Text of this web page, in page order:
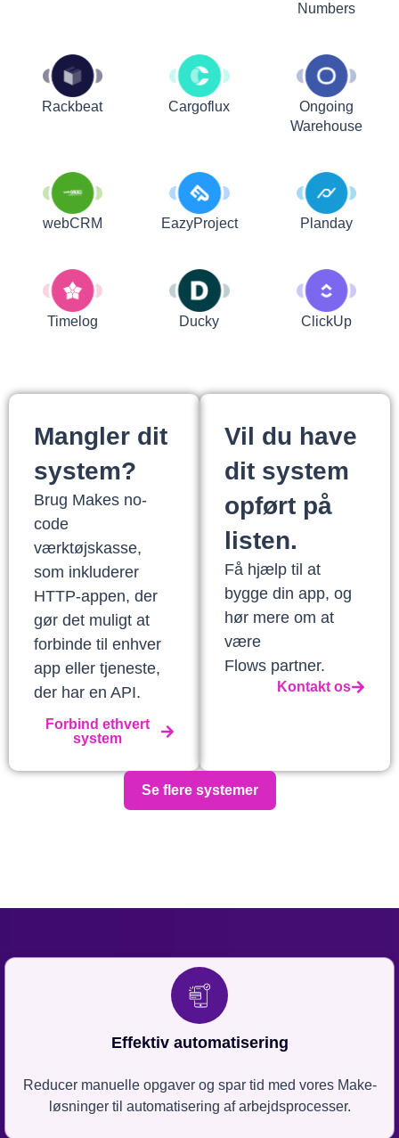
Numbers
Rackbeat Cargoflux
Ongoing
Warehouse
webCRM EazyProject Planday
Timelog Ducky ClickUp
Mangler dit
system?
Brug Makes no-
code
værktøjskasse,
som inkluderer
HTTP-appen, der
gør det muligt at
forbinde til enhver
app eller tjeneste,
der har en API.
Forbind ethvert
system
Vil du have
dit system
opført på
listen.
Få hjælp til at
bygge din app, og
hør mere om at
være
Flows partner.
Kontakt os
Se flere systemer
Effektiv automatisering
Reducer manuelle opgaver og spar tid med vores Make-
løsninger til automatisering af arbejdsprocesser.